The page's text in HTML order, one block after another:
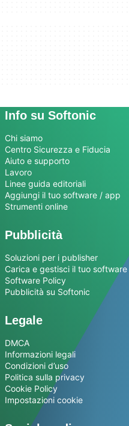
Info su Softonic
Chi siamo
Centro Sicurezza e Fiducia
Aiuto e supporto
Lavoro
Linee guida editoriali
Aggiungi il tuo software / app
Strumenti online
Pubblicità
Soluzioni per i publisher
Carica e gestisci il tuo software
Software Policy
Pubblicità su Softonic
Legale
DMCA
Informazioni legali
Condizioni d’uso
Politica sulla privacy
Cookie Policy
Impostazioni cookie